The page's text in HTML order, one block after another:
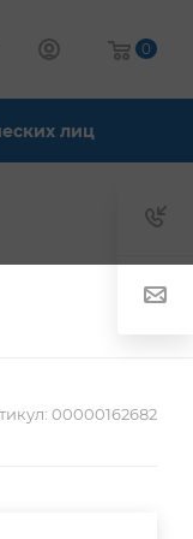
0
лиц
00000162682